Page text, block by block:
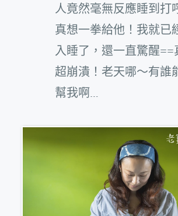
人竟然毫無反應睡到打
真想一拳給他！我就已
入睡了，還一直驚醒==
超崩潰！老天哪～有誰
幫我啊…